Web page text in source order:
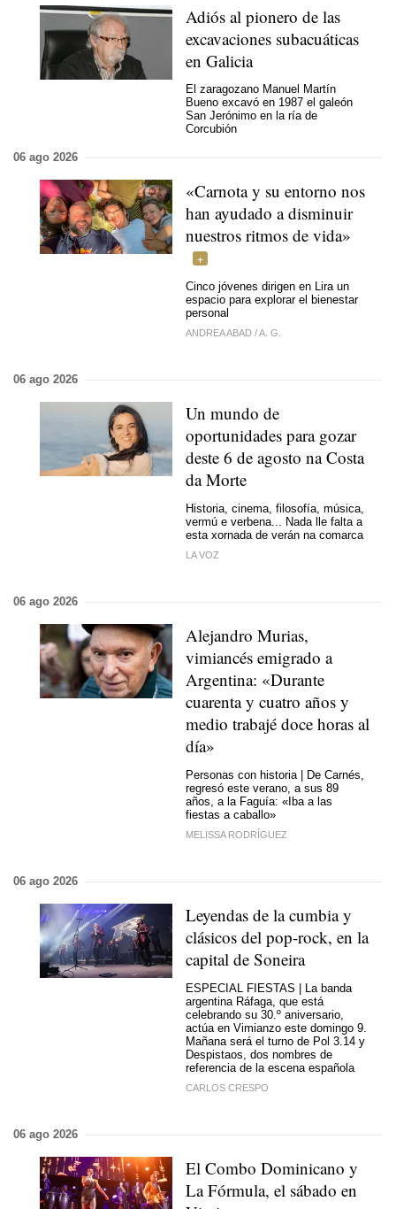
Adiós al pionero de las
excavaciones subacuáticas
en Galicia
El zaragozano Manuel Martín
Bueno excavó en 1987 el galeón
San Jerónimo en la ría de
Corcubión
06 ago 2026
«Carnota y su entorno nos
han ayudado a disminuir
nuestros ritmos de vida»
Cinco jóvenes dirigen en Lira un
espacio para explorar el bienestar
personal
ANDREA ABAD /A. G.
06 ago 2026
Un mundo de
oportunidades para gozar
deste 6 de agosto na Costa
da Morte
Historia, cinema, filosofía, música,
vermú e verbena... Nada lle falta a
esta xornada de verán na comarca
LA VOZ
06 ago 2026
Alejandro Murias,
vimiancés emigrado a
Argentina: «Durante
cuarenta y cuatro años y
medio trabajé doce horas al
día»
Personas con historia | De Carnés,
regresó este verano, a sus 89
años, a la Faguía: «Iba a las
fiestas a caballo»
MELISSA RODRÍGUEZ
06 ago 2026
Leyendas de la cumbia y
clásicos del pop-rock, en la
capital de Soneira
ESPECIAL FIESTAS | La banda
argentina Ráfaga, que está
celebrando su 30.º aniversario,
actúa en Vimianzo este domingo 9.
Mañana será el turno de Pol 3.14 y
Despistaos, dos nombres de
referencia de la escena española
CARLOS CRESPO
06 ago 2026
El Combo Dominicano y
La Fórmula, el sábado en